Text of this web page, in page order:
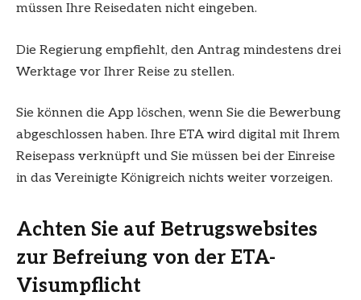
müssen Ihre Reisedaten nicht eingeben.
Die Regierung empfiehlt, den Antrag mindestens drei
Werktage vor Ihrer Reise zu stellen.
Sie können die App löschen, wenn Sie die Bewerbung
abgeschlossen haben. Ihre ETA wird digital mit Ihrem
Reisepass verknüpft und Sie müssen bei der Einreise
in das Vereinigte Königreich nichts weiter vorzeigen.
Achten Sie auf Betrugswebsites
zur Befreiung von der ETA-
Visumpflicht